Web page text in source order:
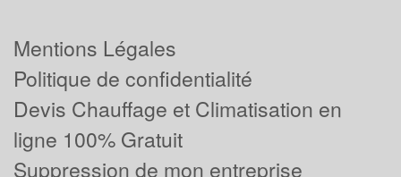
Mentions Légales
Politique de confidentialité
Devis Chauffage et Climatisation en
ligne 100% Gratuit
Suppression de mon entreprise